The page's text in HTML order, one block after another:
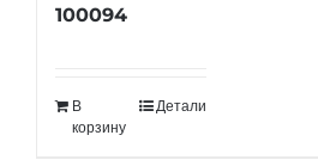
100094
В
корзину
Детали